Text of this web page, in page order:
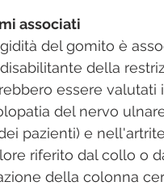
associati
del gomito è
della
essere
del nervo
pazienti) e
riferito dal collo o
della colonna